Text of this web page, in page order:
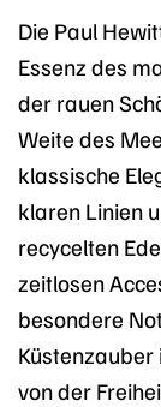
Die Paul
Essenz des
der rauen
Weite des
klassische
klaren Linien
recycelten
zeitlosen
besondere
Küstenzauber
von der